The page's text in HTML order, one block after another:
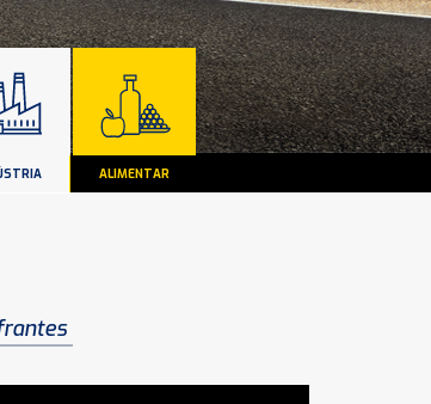
ALIMENTAR